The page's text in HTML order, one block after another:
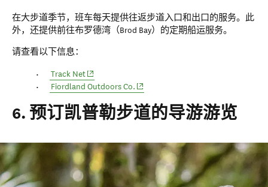
在大步道季节，班车每天提供往返步道入口和出口的服务。此
外，还提供前往布罗德湾（Brod Bay）的定期船运服务。
请查看以下信息：
Track Net(opens in new window)
Fiordland Outdoors Co. (opens in new window)
6. 预订凯普勒步道的导游游览